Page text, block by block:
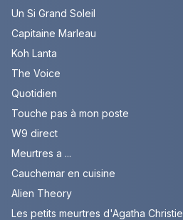
Un Si Grand Soleil
Capitaine Marleau
Koh Lanta
The Voice
Quotidien
Touche pas à mon poste
W9 direct
Meurtres a ...
Cauchemar en cuisine
Alien Theory
Les petits meurtres d'Agatha Christie